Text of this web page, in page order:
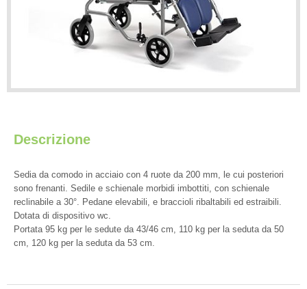
Descrizione
Sedia da comodo in acciaio con 4 ruote da 200 mm, le cui posteriori
sono frenanti. Sedile e schienale morbidi imbottiti, con schienale
reclinabile a 30°. Pedane elevabili, e braccioli ribaltabili ed estraibili.
Dotata di dispositivo wc.
Portata 95 kg per le sedute da 43/46 cm, 110 kg per la seduta da 50
cm, 120 kg per la seduta da 53 cm.